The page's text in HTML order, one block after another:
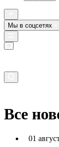
Мы в соцсетях
Все
01